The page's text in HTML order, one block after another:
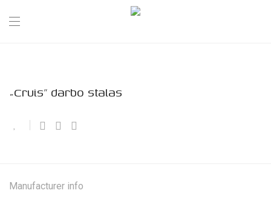
„Cruis” darbo stalas
Manufacturer info